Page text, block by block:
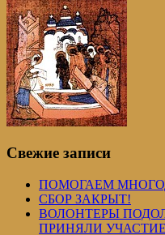
Свежие записи
ПОМОГАЕМ
СБОР ЗАКРЫТ!
ВОЛОНТЕРЫ
ПРИНЯЛИ